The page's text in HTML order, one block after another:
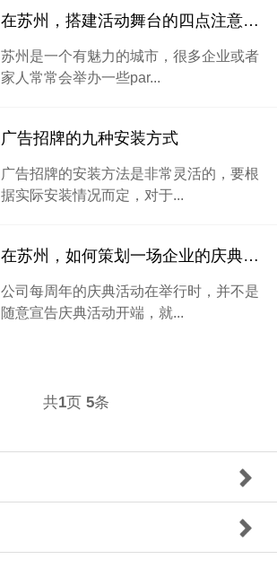
在苏州，搭建活动舞台的四点注意事项
苏州是一个有魅力的城市，很多企业或者
家人常常会举办一些par...
广告招牌的九种安装方式
广告招牌的安装方法是非常灵活的，要根
据实际安装情况而定，对于...
在苏州，如何策划一场企业的庆典活动？
公司每周年的庆典活动在举行时，并不是
随意宣告庆典活动开端，就...
共1页 5条